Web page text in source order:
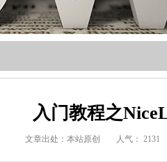
入门教程之
文章出处：本站原创 人气： 2131